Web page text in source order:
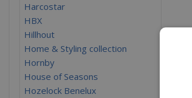
Harcostar
HBX
Hillhout
Home & Styling collection
Hornby
House of Seasons
Hozelock Benelux